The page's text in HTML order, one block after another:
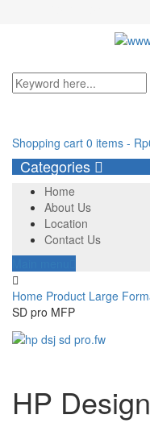
Shopping cart 0 items - Rp
Categories
Home
About Us
Location
Contact Us
Home Product Large
SD pro MFP
HP